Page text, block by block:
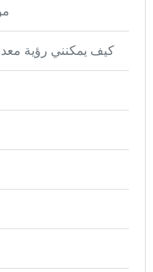
كيف يمكنني رؤية